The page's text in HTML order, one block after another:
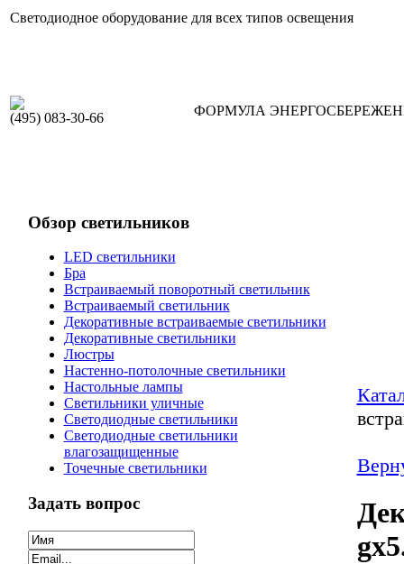
Светодиодное оборудование для всех типов освещения
(495) 083-30-66 ФОРМУЛА
Обзор светильников
LED светильники
Бра
Встраиваемый поворотный светильник
Встраиваемый светильник
Декоративные встраиваемые светильники
Декоративные светильники
Люстры
Настенно-потолочные светильники
Настольные лампы
Светильники уличные
Светодиодные светильники
Светодиодные светильники
влагозащищенные
Точечные светильники
Задать вопрос